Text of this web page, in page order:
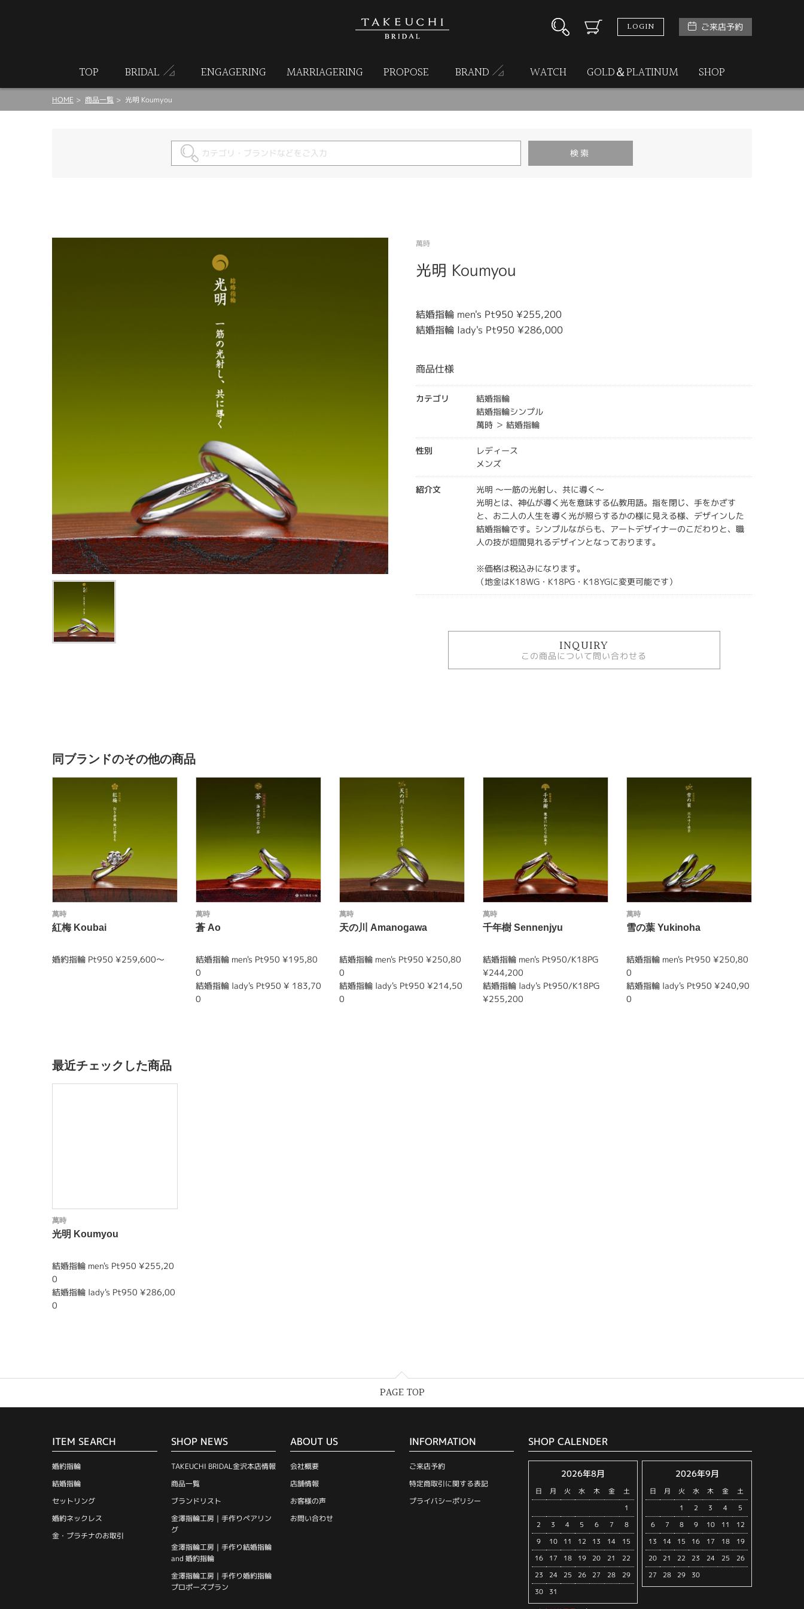
LOGIN ご来店予約
TOP BRIDAL ENGAGERING MARRIAGERING PROPOSE BRAND WATCH GOLD＆PLATINUM SHOP
HOME 商品一覧 光明 Koumyou
萬時
光明 Koumyou
結婚指輪 men's Pt950 ¥255,200
結婚指輪 lady's Pt950 ¥286,000
商品仕様
カテゴリ
結婚指輪
結婚指輪シンプル
萬時 ＞ 結婚指輪
性別
レディース
メンズ
紹介文
光明 ～一筋の光射し、共に導く～
光明とは、神仏が導く光を意味する仏教用語。指を閉じ、手をかざす
と、お二人の人生を導く光が照らするかの様に見える様、デザインした
結婚指輪です。シンプルながらも、アートデザイナーのこだわりと、職
人の技が垣間見れるデザインとなっております。
※価格は税込みになります。
（地金はK18WG・K18PG・K18YGに変更可能です）
INQUIRY
この商品について問い合わせる
同ブランドのその他の商品
萬時
紅梅 Koubai
婚約指輪 Pt950 ¥259,600～
萬時
蒼 Ao
結婚指輪 men's Pt950 ¥195,80
0
結婚指輪 lady's Pt950 ¥ 183,70
0
萬時
天の川 Amanogawa
結婚指輪 men's Pt950 ¥250,80
0
結婚指輪 lady's Pt950 ¥214,50
0
萬時
千年樹 Sennenjyu
結婚指輪 men's Pt950/K18PG
¥244,200
結婚指輪 lady's Pt950/K18PG
¥255,200
萬時
雪の葉 Yukinoha
結婚指輪 men's Pt950 ¥250,80
0
結婚指輪 lady's Pt950 ¥240,90
0
最近チェックした商品
萬時
光明 Koumyou
結婚指輪 men's Pt950 ¥255,20
0
結婚指輪 lady's Pt950 ¥286,00
0
PAGE TOP
ITEM SEARCH
婚約指輪
結婚指輪
セットリング
婚約ネックレス
金・プラチナのお取引
SHOP NEWS
TAKEUCHI BRIDAL金沢本店情報
商品一覧
ブランドリスト
金澤指輪工房｜手作りペアリン
グ
金澤指輪工房｜手作り結婚指輪
and 婚約指輪
金澤指輪工房｜手作り婚約指輪
プロポーズプラン
ABOUT US
会社概要
店舗情報
お客様の声
お問い合わせ
INFORMATION
ご来店予約
特定商取引に関する表記
プライバシーポリシー
SHOP CALENDER
2026年8月
日 月 火 水 木 金
土
1
2
3 4 5 6 7
8
9
10 11 12 13 14
15
16
17 18 19 20 21
22
23
24 25 26 27 28
29
30
31
2026年9月
日 月 火 水 木 金
土
1
2 3 4
5
6
7 8 9 10 11
12
13
14 15 16 17 18
19
20
21 22 23 24 25
26
27
28 29 30